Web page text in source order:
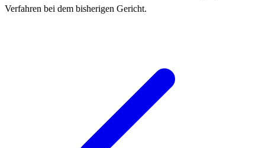
Verfahren bei dem bisherigen Gericht.